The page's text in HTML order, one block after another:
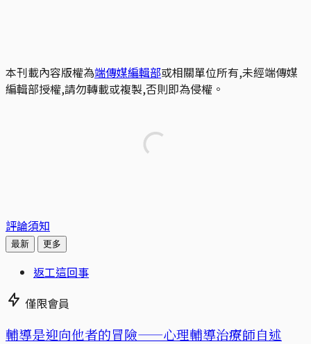
本刊載內容版權為端傳媒編輯部或相關單位所有,未經端傳媒
編輯部授權,請勿轉載或複製,否則即為侵權。
評論須知
最新 更多
返工這回事
僅限會員
輔導是迎向他者的冒險——心理輔導治療師自述